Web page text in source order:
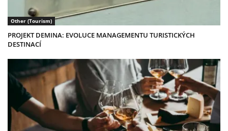
Other (Tourism)
PROJEKT DEMINA: EVOLUCE MANAGEMENTU TURISTICKÝCH
DESTINACÍ